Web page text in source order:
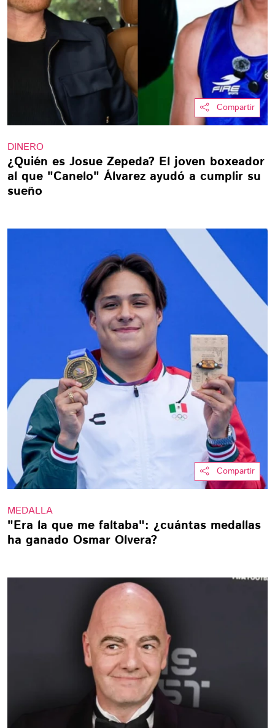
Compartir
DINERO
¿Quién es Josue Zepeda? El joven boxeador
al que "Canelo" Álvarez ayudó a cumplir su
sueño
Compartir
MEDALLA
"Era la que me faltaba": ¿cuántas medallas
ha ganado Osmar Olvera?